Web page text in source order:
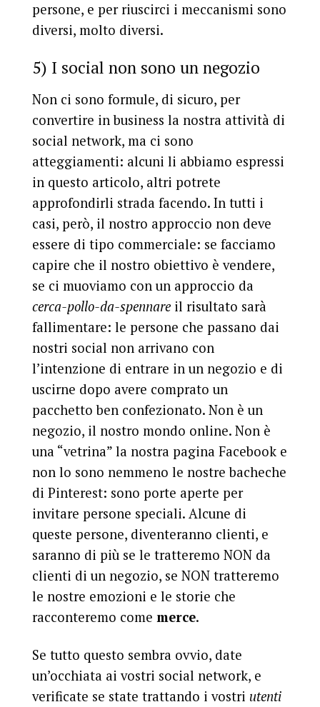
persone, e per riuscirci i meccanismi sono
diversi, molto diversi.
5) I social non sono un negozio
Non ci sono formule, di sicuro, per
convertire in business la nostra attività di
social network, ma ci sono
atteggiamenti: alcuni li abbiamo espressi
in questo articolo, altri potrete
approfondirli strada facendo. In tutti i
casi, però, il nostro approccio non deve
essere di tipo commerciale: se facciamo
capire che il nostro obiettivo è vendere,
se ci muoviamo con un approccio da
cerca-pollo-da-spennareil risultato sarà
fallimentare: le persone che passano dai
nostri social non arrivano con
l’intenzione di entrare in un negozio e di
uscirne dopo avere comprato un
pacchetto ben confezionato. Non è un
negozio, il nostro mondo online. Non è
una “vetrina” la nostra pagina Facebook e
non lo sono nemmeno le nostre bacheche
di Pinterest: sono porte aperte per
invitare persone speciali. Alcune di
queste persone, diventeranno clienti, e
saranno di più se le tratteremo NON da
clienti di un negozio, se NON tratteremo
le nostre emozioni e le storie che
racconteremo come merce.
Se tutto questo sembra ovvio, date
un’occhiata ai vostri social network, e
verificate se state trattando i vostri utenti